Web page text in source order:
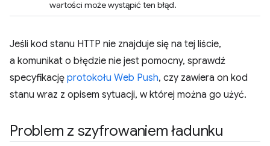
wartości może wystąpić ten błąd.
Jeśli kod stanu HTTP nie znajduje się na tej liście,
a komunikat o błędzie nie jest pomocny, sprawdź
specyfikację protokołu Web Push, czy zawiera on kod
stanu wraz z opisem sytuacji, w której można go użyć.
Problem z szyfrowaniem ładunku